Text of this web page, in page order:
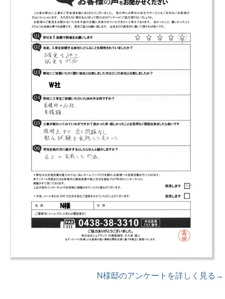
N様邸のアンケートを詳しく見る→